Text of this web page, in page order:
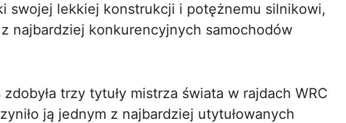
swojej lekkiej konstrukcji i potężnemu silnikowi,
najbardziej konkurencyjnych samochodów
trzy tytuły mistrza świata w rajdach WRC
ją jednym z najbardziej utytułowanych